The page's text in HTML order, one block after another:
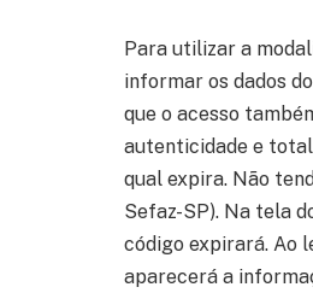
Para utilizar a
informar os dados
que o acesso
autenticidade e total
qual expira. Não
Sefaz-SP). Na tela
código expirará. Ao
aparecerá a